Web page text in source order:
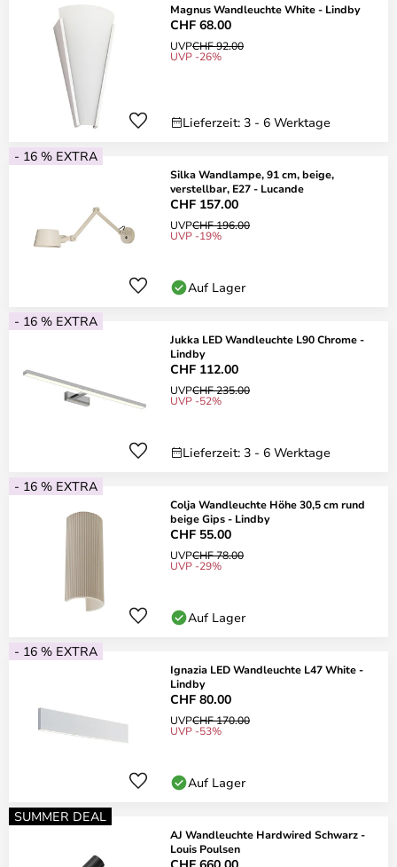
Magnus Wandleuchte White - Lindby
CHF 68.00
UVPCHF 92.00
UVP -26%
Lieferzeit: 3 - 6 Werktage
- 16 % EXTRA
Silka Wandlampe, 91 cm, beige,
verstellbar, E27 - Lucande
CHF 157.00
UVPCHF 196.00
UVP -19%
Auf Lager
- 16 % EXTRA
Jukka LED Wandleuchte L90 Chrome -
Lindby
CHF 112.00
UVPCHF 235.00
UVP -52%
Lieferzeit: 3 - 6 Werktage
- 16 % EXTRA
Colja Wandleuchte Höhe 30,5 cm rund
beige Gips - Lindby
CHF 55.00
UVPCHF 78.00
UVP -29%
Auf Lager
- 16 % EXTRA
Ignazia LED Wandleuchte L47 White -
Lindby
CHF 80.00
UVPCHF 170.00
UVP -53%
Auf Lager
SUMMER DEAL
AJ Wandleuchte Hardwired Schwarz -
Louis Poulsen